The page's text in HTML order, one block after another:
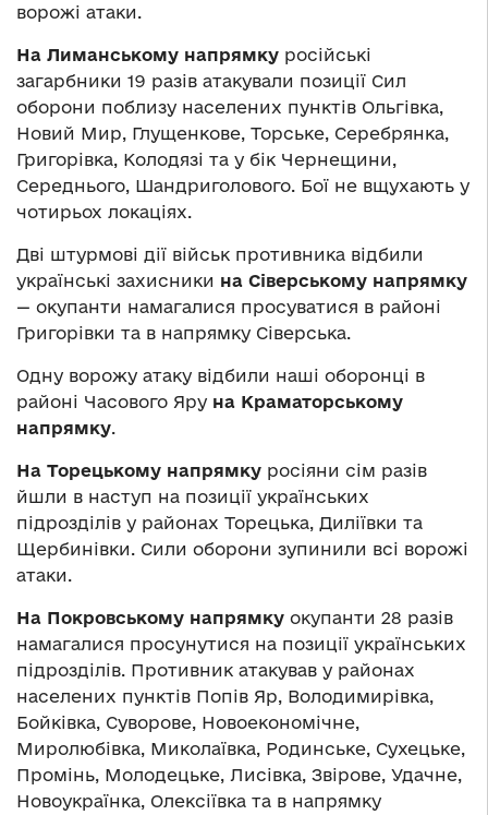
ворожі атаки.
На Лиманському напрямку російські
загарбники 19 разів атакували позиції Сил
оборони поблизу населених пунктів Ольгівка,
Новий Мир, Глущенкове, Торське, Серебрянка,
Григорівка, Колодязі та у бік Чернещини,
Середнього, Шандриголового. Бої не вщухають у
чотирьох локаціях.
Дві штурмові дії військ противника відбили
українські захисники на Сіверському напрямку
— окупанти намагалися просуватися в районі
Григорівки та в напрямку Сіверська.
Одну ворожу атаку відбили наші оборонці в
районі Часового Яру на Краматорському
напрямку.
На Торецькому напрямку росіяни сім разів
йшли в наступ на позиції українських
підрозділів у районах Торецька, Диліївки та
Щербинівки. Сили оборони зупинили всі ворожі
атаки.
На Покровському напрямку окупанти 28 разів
намагалися просунутися на позиції українських
підрозділів. Противник атакував у районах
населених пунктів Попів Яр, Володимирівка,
Бойківка, Суворове, Новоекономічне,
Миролюбівка, Миколаївка, Родинське, Сухецьке,
Промінь, Молодецьке, Лисівка, Звірове, Удачне,
Новоукраїнка, Олексіївка та в напрямку